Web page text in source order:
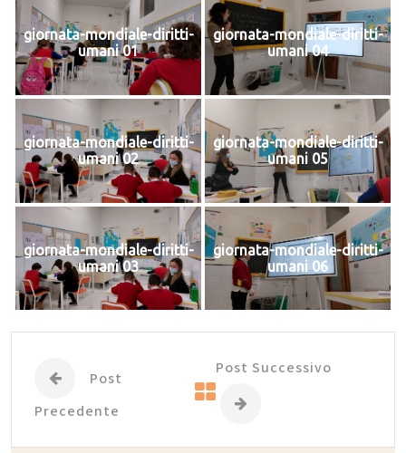
giornata-mondiale-diritti-
umani 01
giornata-mondiale-diritti-
umani 04
giornata-mondiale-diritti-
umani 02
giornata-mondiale-diritti-
umani 05
giornata-mondiale-diritti-
umani 03
giornata-mondiale-diritti-
umani 06
Post
Precedente
Post Successivo